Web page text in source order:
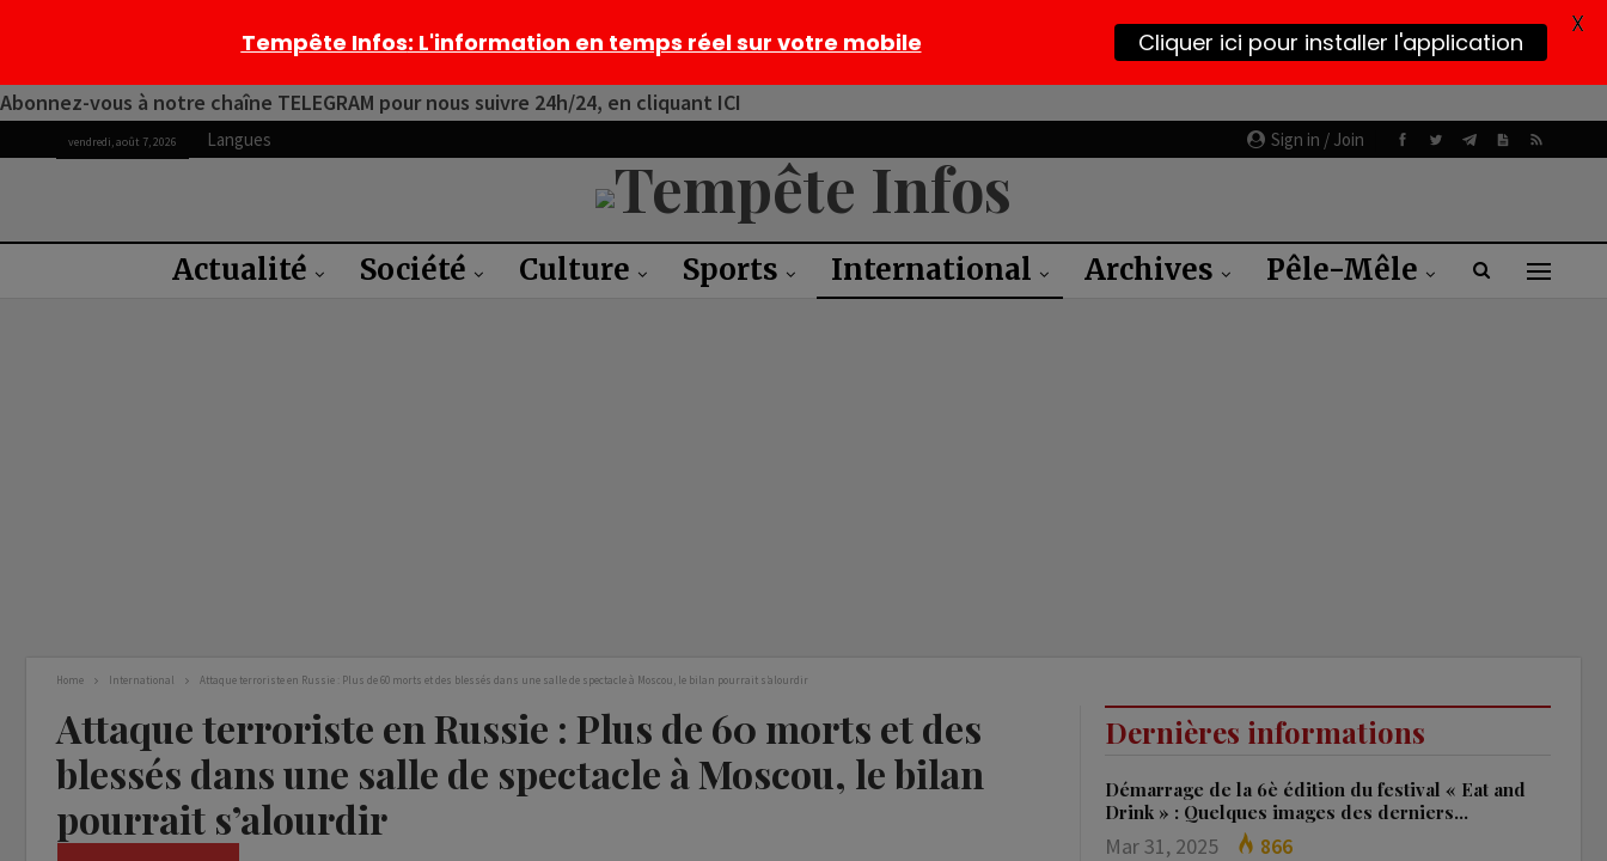
Abonnez-vous à notre chaîne TELEGRAM pour nous suivre 24h/24, en cliquant ICI
Sign in / Join
vendredi, août 7, 2026 Langues
Actualité Société Culture Sports International Archives Pêle-Mêle
Home International Attaque terroriste en Russie : Plus de 60 morts et des blessés dans une salle de spectacle à Moscou, le bilan pourrait s’alourdir
Attaque terroriste en Russie : Plus de 60 morts et des
blessés dans une salle de spectacle à Moscou, le bilan
pourrait s’alourdir
Dernières informations
Démarrage de la 6è édition du festival « Eat and
Drink » : Quelques images des derniers…
Mar 31, 2025 866
Tempête Infos: L'information en temps réel sur votre mobile Cliquer ici pour installer l'application X